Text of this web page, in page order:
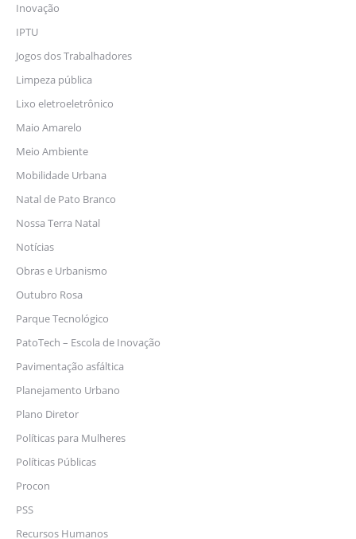
Inovação
IPTU
Jogos dos Trabalhadores
Limpeza pública
Lixo eletroeletrônico
Maio Amarelo
Meio Ambiente
Mobilidade Urbana
Natal de Pato Branco
Nossa Terra Natal
Notícias
Obras e Urbanismo
Outubro Rosa
Parque Tecnológico
PatoTech – Escola de Inovação
Pavimentação asfáltica
Planejamento Urbano
Plano Diretor
Políticas para Mulheres
Políticas Públicas
Procon
PSS
Recursos Humanos